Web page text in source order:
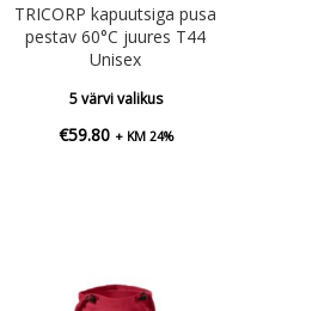
TRICORP kapuutsiga pusa
pestav 60°C juures T44
Unisex
5 värvi valikus
€59.80 + KM 24%